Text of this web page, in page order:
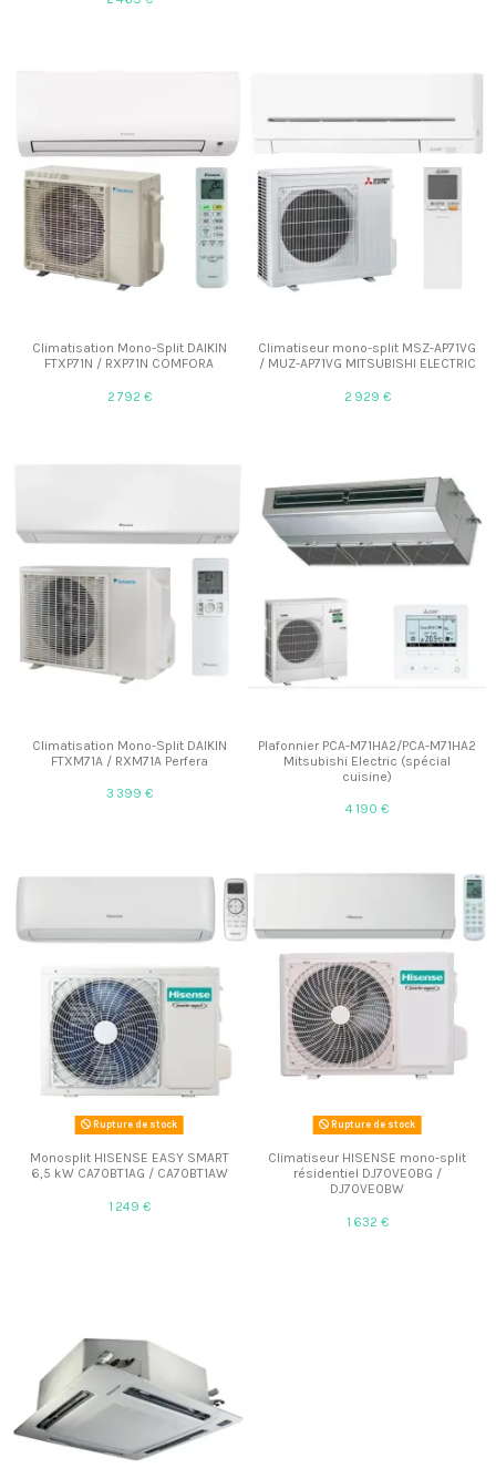
Climatisation Mono-Split DAIKIN
FTXP71N / RXP71N COMFORA
2 792 €
Climatiseur mono-split MSZ-AP71VG
/ MUZ-AP71VG MITSUBISHI ELECTRIC
2 929 €
Climatisation Mono-Split DAIKIN
FTXM71A / RXM71A Perfera
3 399 €
Plafonnier PCA-M71HA2/PCA-M71HA2
Mitsubishi Electric (spécial
cuisine)
4 190 €
Rupture de stock
Monosplit HISENSE EASY SMART
6,5 kW CA70BT1AG / CA70BT1AW
1 249 €
Rupture de stock
Climatiseur HISENSE mono-split
résidentiel DJ70VE0BG /
DJ70VE0BW
1 632 €